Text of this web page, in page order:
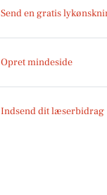
Send en gratis
Opret mindeside
Indsend dit læserbidrag